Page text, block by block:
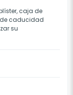
caja de
caducidad
su